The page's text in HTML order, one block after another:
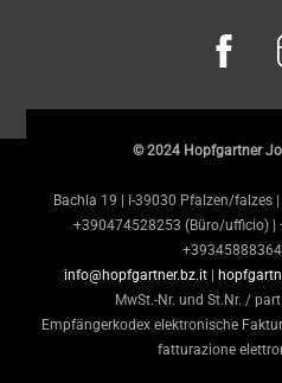
© 2024 Hopfgartner
Bachla 19 | I-39030 Pfalzen/falzes
+390474528253 (Büro/ufficio)
info@hopfgartner.bz.it |
MwSt.-Nr. und St.Nr. /
Empfängerkodex elektronische
fatturazione